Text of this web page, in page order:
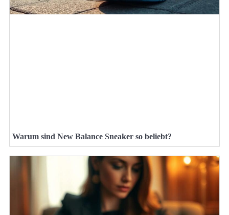
Warum sind New Balance Sneaker so beliebt?